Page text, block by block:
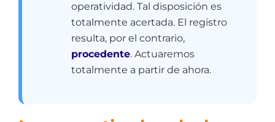
operatividad. Tal disposición es
totalmente acertada. El registro
resulta, por el contrario,
procedente. Actuaremos
totalmente a partir de ahora.